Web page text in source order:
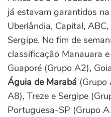
já estavam garantidos
Uberlândia, Capital,
Sergipe. No fim de
classificação Manauara
Guaporé (Grupo A2),
Águia de Marabá (Grupo
A8), Treze e Sergipe
Portuguesa-SP (Grupo